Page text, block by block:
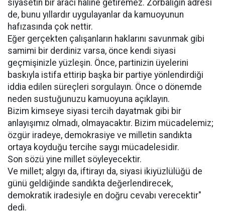
siyasetin bir aracı haline getiremez. Zorbalığın adresi
de, bunu yıllardır uygulayanlar da kamuoyunun
hafızasında çok nettir.
Eğer gerçekten çalışanların haklarını savunmak gibi
samimi bir derdiniz varsa, önce kendi siyasi
geçmişinizle yüzleşin. Önce, partinizin üyelerini
baskıyla istifa ettirip başka bir partiye yönlendirdiği
iddia edilen süreçleri sorgulayın. Önce o dönemde
neden sustuğunuzu kamuoyuna açıklayın.
Bizim kimseye siyasi tercih dayatmak gibi bir
anlayışımız olmadı, olmayacaktır. Bizim mücadelemiz;
özgür iradeye, demokrasiye ve milletin sandıkta
ortaya koyduğu tercihe saygı mücadelesidir.
Son sözü yine millet söyleyecektir.
Ve millet; algıyı da, iftirayı da, siyasi ikiyüzlülüğü de
günü geldiğinde sandıkta değerlendirecek,
demokratik iradesiyle en doğru cevabı verecektir"
dedi.